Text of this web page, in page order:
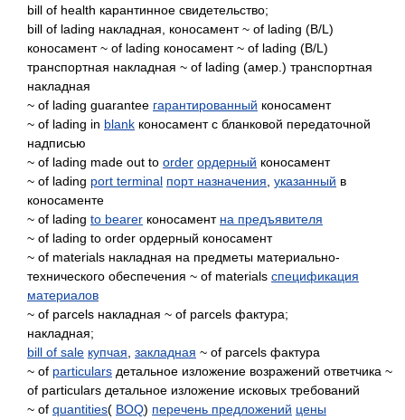
bill of health карантинное свидетельство;
bill of lading накладная, коносамент ~ of lading (B/L)
коносамент ~ of lading коносамент ~ of lading (B/L)
транспортная накладная ~ of lading (амер.) транспортная
накладная
~ of lading guarantee гарантированный коносамент
~ of lading in blank коносамент с бланковой передаточной
надписью
~ of lading made out to order ордерный коносамент
~ of lading port terminal порт назначения указанный в
коносаменте
~ of lading to bearer коносамент на предъявителя
~ of lading to order ордерный коносамент
~ of materials накладная на предметы материально-
технического обеспечения ~ of materials спецификация
материалов
~ of parcels накладная ~ of parcels фактура;
накладная;
bill of sale купчая закладная ~ of parcels фактура
~ of particulars детальное изложение возражений ответчика ~
of particulars детальное изложение исковых требований
~ of quantities( BOQ) перечень предложений цены